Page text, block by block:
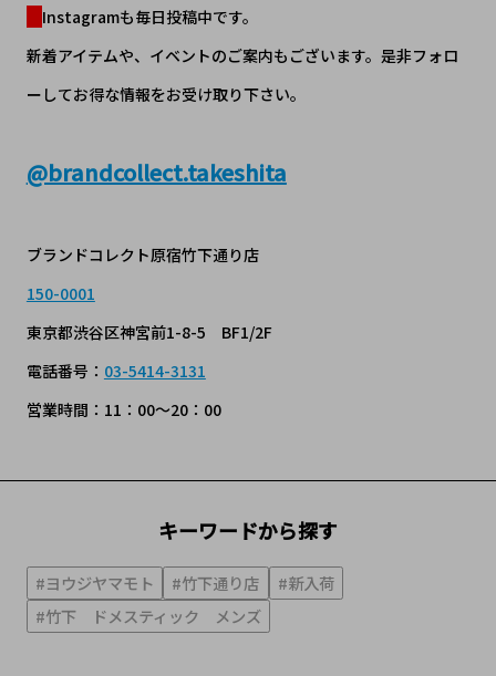
Instagramも毎日投稿中です。
新着アイテムや、イベントのご案内もございます。是非フォロ
ーしてお得な情報をお受け取り下さい。
@brandcollect.takeshita
ブランドコレクト原宿竹下通り店
150-0001
東京都渋谷区神宮前1-8-5 BF1/2F
電話番号： 03-5414-3131
営業時間：11：00～20：00
キーワードから探す
#ヨウジヤマモト #竹下通り店
#新入荷
#竹下 ドメスティック メンズ